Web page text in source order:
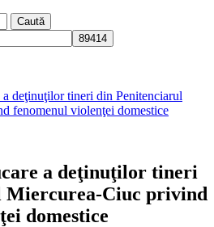
a deţinuţilor tineri din Penitenciarul
fenomenul violenţei domestice
a deţinuţilor tineri
Miercurea-Ciuc privind
domestice